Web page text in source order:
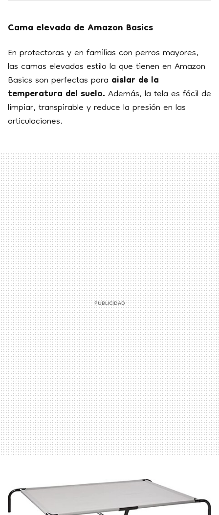
Cama elevada de Amazon Basics
En protectoras y en familias con perros mayores,
las camas elevadas estilo la que tienen en Amazon
Basics son perfectas paraaislar de la
temperatura del suelo.Además, la tela es fácil de
limpiar, transpirable y reduce la presión en las
articulaciones.